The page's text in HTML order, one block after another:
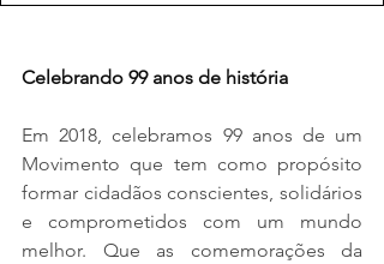
Celebrando 99 anos de história
Em 2018, celebramos 99 anos de um
Movimento que tem como propósito
formar cidadãos conscientes, solidários
e comprometidos com um mundo
melhor. Que as comemorações da